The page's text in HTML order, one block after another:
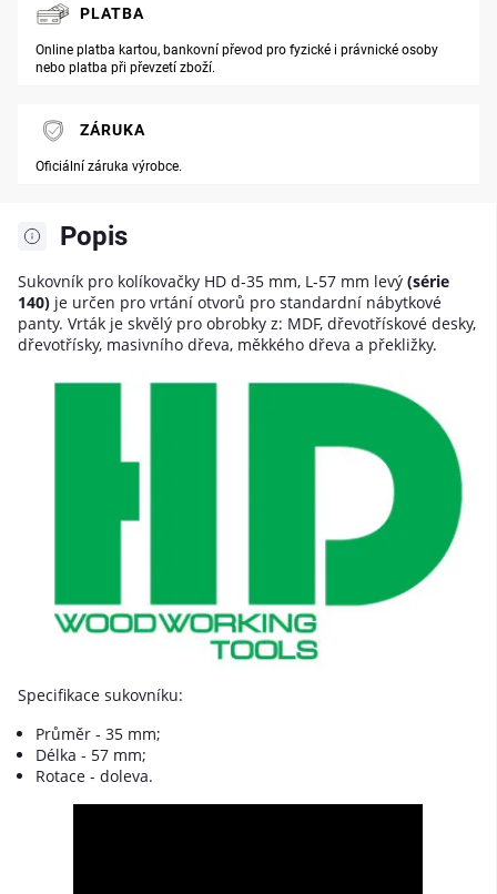
Popis
Sukovník pro kolíkovačky HD d-35 mm, L-57 mm levý (série
140) je určen pro vrtání otvorů pro standardní nábytkové
panty. Vrták je skvělý pro obrobky z: MDF, dřevotřískové desky,
dřevotřísky, masivního dřeva, měkkého dřeva a překližky.
Specifikace sukovníku:
Průměr - 35 mm;
Délka - 57 mm;
Rotace - doleva.
PLATBA
Online platba kartou, bankovní převod pro fyzické i právnické osoby
nebo platba při převzetí zboží.
ZÁRUKA
Oficiální záruka výrobce.